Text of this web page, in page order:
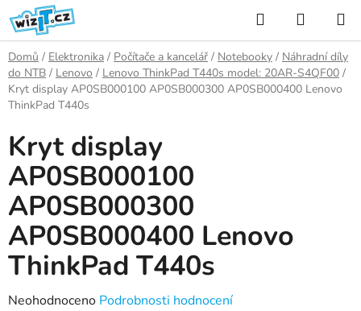
Přejít
na
obsah
Hledat
KOŠÍK
Domů / Elektronika / Počítače a kancelář / Notebooky / Náhradní díly
do NTB / Lenovo / Lenovo ThinkPad T440s model: 20AR-S4QF00 /
Kryt display AP0SB000100 AP0SB000300 AP0SB000400 Lenovo
ThinkPad T440s
Kryt display
AP0SB000100
AP0SB000300
AP0SB000400 Lenovo
ThinkPad T440s
Průměrné
Neohodnoceno Podrobnosti hodnocení